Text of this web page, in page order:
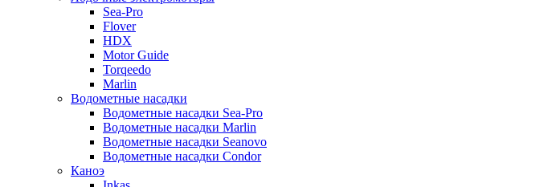
Sea-Pro
Flover
HDX
Motor Guide
Torqeedo
Marlin
Водометные насадки
Водометные насадки Sea-Pro
Водометные насадки Marlin
Водометные насадки Seanovo
Водометные насадки Condor
Каноэ